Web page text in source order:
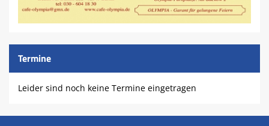
Termine
Leider sind noch keine Termine eingetragen